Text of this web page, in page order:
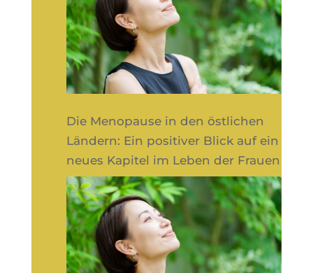
Die Menopause in den östlichen
Ländern: Ein positiver Blick auf ein
neues Kapitel im Leben der Frauen